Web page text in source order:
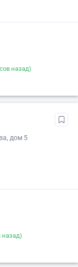
назад)
дом 5
назад)